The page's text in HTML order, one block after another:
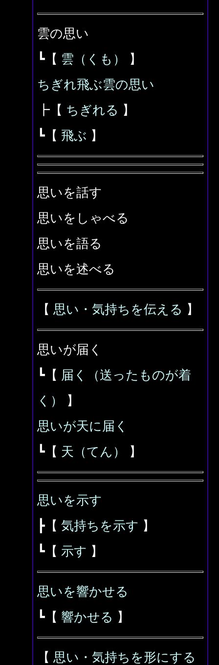
雲の思い
┗【 雲（くも）
】
ちぎれ飛ぶ雲の思い
┣【 ちぎれる 】
┗【 飛ぶ 】
思いを話す
思いをしゃべる
思いを語る
思いを述べる
【 思い・気持ちを伝える 】
思いが届く
┗【 届く（送ったものが着
く）
】
思いが天に届く
┗【 天（てん） 】
思いを示す
┣【 気持ちを示す 】
┗【 示す 】
思いを響かせる
┗【 響かせる 】
【 思い・気持ちを形にする